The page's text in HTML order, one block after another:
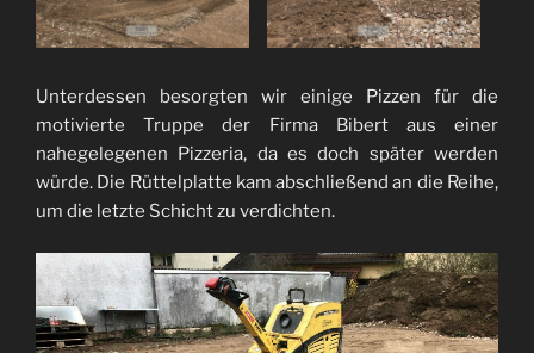
Unterdessen besorgten wir einige Pizzen für die
motivierte Truppe der Firma Bibert aus einer
nahegelegenen Pizzeria, da es doch später werden
würde. Die Rüttelplatte kam abschließend an die Reihe,
um die letzte Schicht zu verdichten.